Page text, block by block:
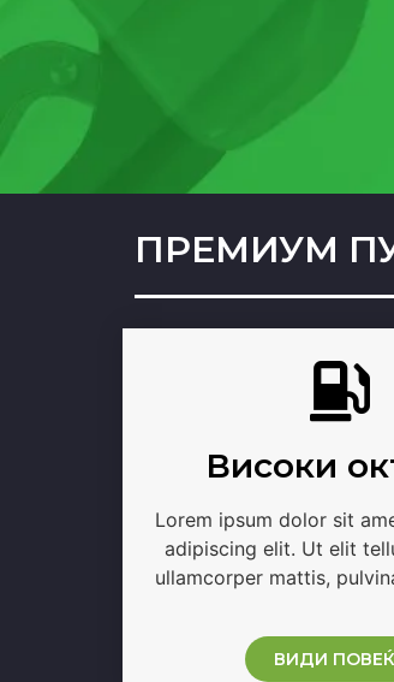
ПРЕМИУМ
Високи
Lorem ipsum dolor sit
adipiscing elit. Ut elit
ullamcorper mattis,
ВИДИ